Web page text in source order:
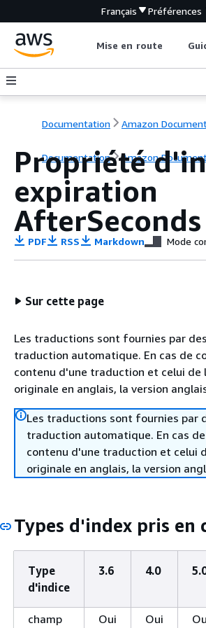
Français Préférences
Mise en route
Documentation Amazon
Documentation Amazon
Propriété
expiration
AfterSeconds
PDF RSS Markdown Mode
Sur cette page
Les traductions sont fournies par
traduction automatique. En cas de
contenu d'une traduction et celui de
originale en anglais, la version
Les traductions sont fournies par
traduction automatique. En cas
contenu d'une traduction et celui
originale en anglais, la version
Types d'index pris en
Type
d'indice
3.6 4.0
champ
Oui Oui